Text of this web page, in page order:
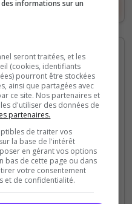
Voter
des membres
informations sur un
seront traitées, et les
(cookies, identifiants
pourront être stockées
ainsi que partagées avec
ce site. Nos partenaires et
d'utiliser des données de
partenaires.
de traiter vos
la base de l'intérêt
en gérant vos options
bas de cette page ou dans
votre consentement
et de confidentialité.